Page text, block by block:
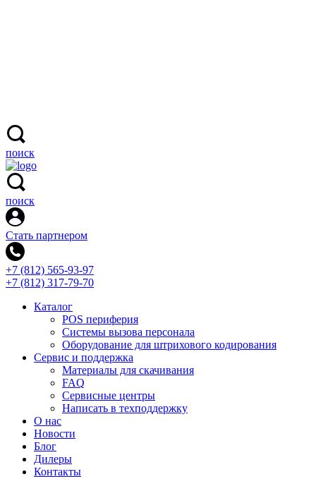
поиск
поиск
Стать партнером
+7 (812) 565-93-97
+7 (812) 317-79-70
Каталог
POS периферия
Системы вызова персонала
Оборудование для штрихового кодирования
Сервис и поддержка
Материалы для скачивания
FAQ
Сервисные центры
Написать в техподдержку
О нас
Новости
Блог
Дилеры
Контакты